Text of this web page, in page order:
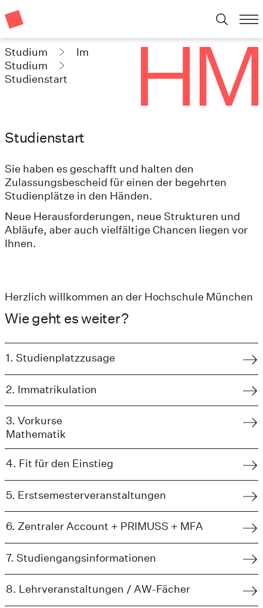
Studium
Im
Studium
Studienstart
Studienstart
Sie haben es geschafft und halten den
Zulassungsbescheid für einen der begehrten
Studienplätze in den Händen.
Neue Herausforderungen, neue Strukturen und
Abläufe, aber auch vielfältige Chancen liegen vor
Ihnen.
Herzlich willkommen an der Hochschule München
Wie geht es weiter?
1. Studienplatzzusage
2. Immatrikulation
3. Vorkurse
Mathematik
4. Fit für den Einstieg
5. Erstsemesterveranstaltungen
6. Zentraler Account + PRIMUSS + MFA
7. Studiengangsinformationen
8. Lehrveranstaltungen / AW-Fächer